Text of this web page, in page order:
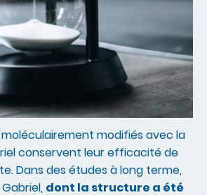
modifiés avec la
conservent leur efficacité de
Dans des études à long terme,
dont la structure a été